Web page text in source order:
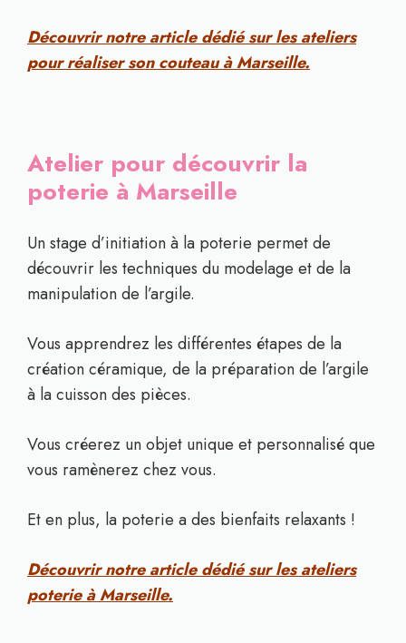
Découvrir notre article dédié sur les ateliers
pour réaliser son couteau à Marseille.
Atelier pour découvrir la
poterie à Marseille
Un stage d’initiation à la poterie permet de
découvrir les techniques du modelage et de la
manipulation de l’argile.
Vous apprendrez les différentes étapes de la
création céramique, de la préparation de l’argile
à la cuisson des pièces.
Vous créerez un objet unique et personnalisé que
vous ramènerez chez vous.
Et en plus, la poterie a des bienfaits relaxants !
Découvrir notre article dédié sur les ateliers
poterie à Marseille.